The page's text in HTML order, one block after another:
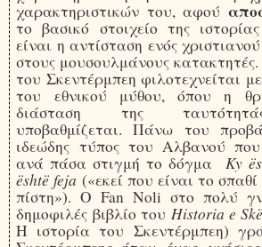
χαρακτηριστικών του, αφού
το βασικό στοιχείο της
είναι η αντίσταση ενός
στους μουσουλμάνους
του Σκεντέρμπεη φιλοτεχνείται
του εθνικού μύθου, όπου η
διάσταση της
υποβαθμίζεται. Πάνω του
ιδεώδης τύπος του Αλβανού που
ανά πάσα στιγμή το δόγμαKy
është feja («εκεί που είναι το σπαθί
πίστη»). Ο Fan Noli στο πολύ
δημοφιλές βιβλίο του Historia e
Η ιστορία του Σκεντέρμπεη)